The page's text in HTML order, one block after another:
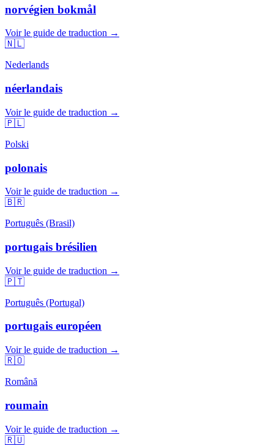
norvégien bokmål
Voir le guide de traduction →
🇳🇱
Nederlands
néerlandais
Voir le guide de traduction →
🇵🇱
Polski
polonais
Voir le guide de traduction →
🇧🇷
Português (Brasil)
portugais brésilien
Voir le guide de traduction →
🇵🇹
Português (Portugal)
portugais européen
Voir le guide de traduction →
🇷🇴
Română
roumain
Voir le guide de traduction →
🇷🇺